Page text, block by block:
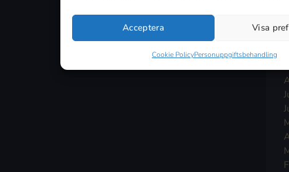
Acceptera Visa
Cookie PolicyPersonuppgiftsbehandling